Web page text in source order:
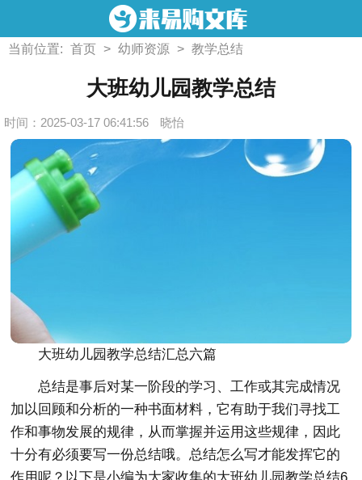
当前位置: 首页 > 幼师资源 > 教学总结
大班幼儿园教学总结
时间：2025-03-17 06:41:56 晓怡
大班幼儿园教学总结汇总六篇
总结是事后对某一阶段的学习、工作或其完成情况
加以回顾和分析的一种书面材料，它有助于我们寻找工
作和事物发展的规律，从而掌握并运用这些规律，因此
十分有必须要写一份总结哦。总结怎么写才能发挥它的